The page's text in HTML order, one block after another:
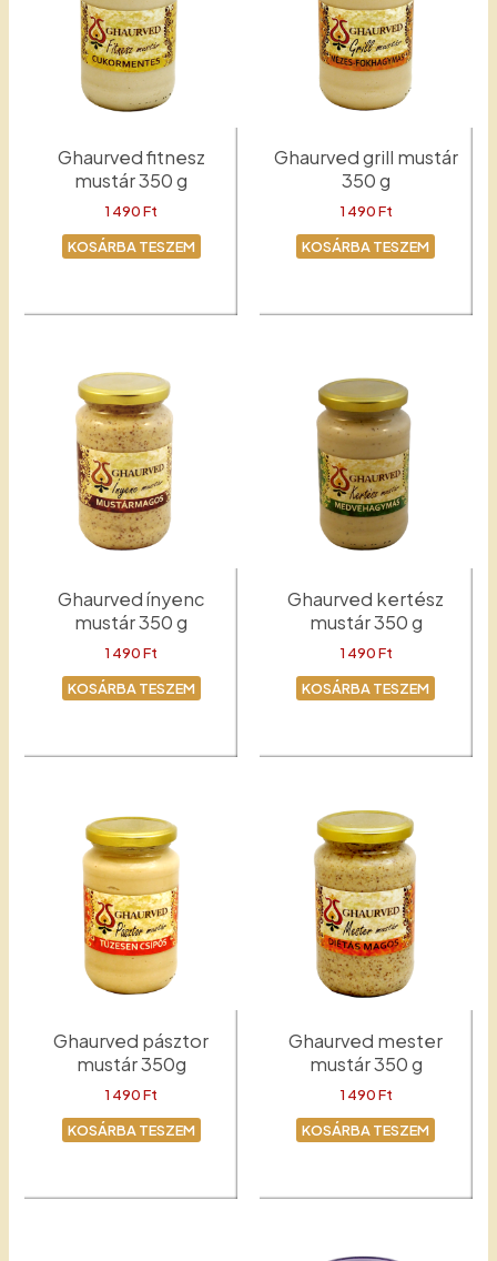
Ghaurved fitnesz
mustár 350 g
1 490Ft
KOSÁRBA TESZEM
Ghaurved grill mustár
350 g
1 490Ft
KOSÁRBA TESZEM
Ghaurved ínyenc
mustár 350 g
1 490Ft
KOSÁRBA TESZEM
Ghaurved kertész
mustár 350 g
1 490Ft
KOSÁRBA TESZEM
Ghaurved pásztor
mustár 350g
1 490Ft
KOSÁRBA TESZEM
Ghaurved mester
mustár 350 g
1 490Ft
KOSÁRBA TESZEM